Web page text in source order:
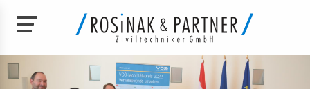
Direkt
zum